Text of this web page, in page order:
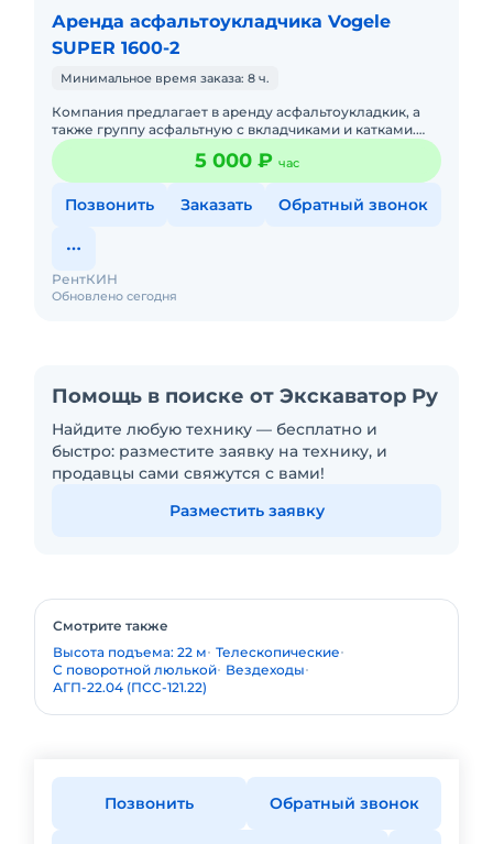
Аренда асфальтоукладчика Vogele
SUPER 1600-2
Минимальное время заказа: 8 ч.
Компания предлагает в аренду асфальтоукладкик, а
также группу асфальтную с вкладчиками и катками.
Порядок оплаты согласно договору. Наличный и
безналичный расче
5 000 ₽ час
Позвонить Заказать Обратный звонок
Обновлено сегодня
РентКИН
Помощь в поиске от Экскаватор Ру
Найдите любую технику — бесплатно и
быстро: разместите заявку на технику, и
продавцы сами свяжутся с вами!
Разместить заявку
Смотрите также
Высота подъема: 22 м Телескопические
С поворотной люлькой Вездеходы
АГП-22.04 (ПСС-121.22)
Позвонить Обратный звонок